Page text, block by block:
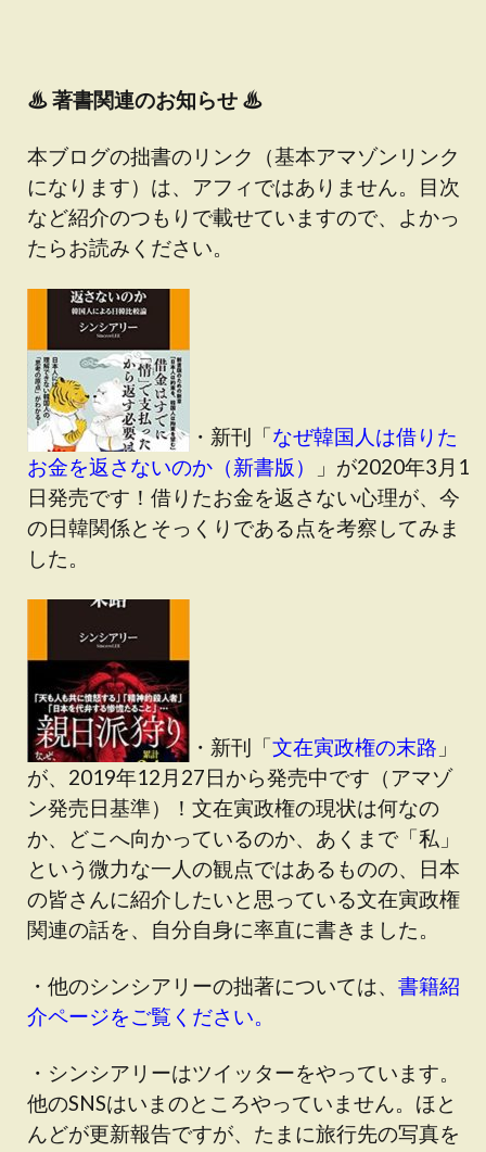
♨著書関連のお知らせ ♨
本ブログの拙書のリンク（基本アマゾンリンク
になります）は、アフィではありません。目次
など紹介のつもりで載せていますので、よかっ
たらお読みください。
・新刊「なぜ韓国人は借りた
お金を返さないのか（新書版）
」が2020年3月1
日発売です！借りたお金を返さない心理が、今
の日韓関係とそっくりである点を考察してみま
した。
・新刊「文在寅政権の末路 」
が、2019年12月27日から発売中です（アマゾ
ン発売日基準）！文在寅政権の現状は何なの
か、どこへ向かっているのか、あくまで「私」
という微力な一人の観点ではあるものの、日本
の皆さんに紹介したいと思っている文在寅政権
関連の話を、自分自身に率直に書きました。
・他のシンシアリーの拙著については、 書籍紹
介ページをご覧ください。
・シンシアリーはツイッターをやっています。
他のSNSはいまのところやっていません。ほと
んどが更新報告ですが、たまに旅行先の写真を